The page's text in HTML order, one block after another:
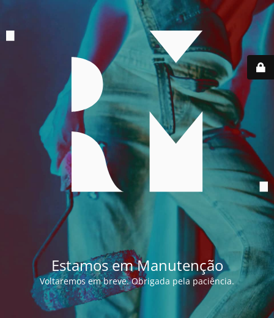
Estamos em Manutenção
Voltaremos em breve. Obrigada pela paciência.